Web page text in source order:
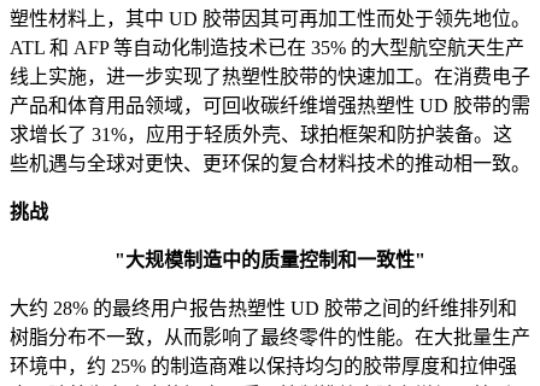
塑性材料上，其中 UD 胶带因其可再加工性而处于领先地位。
ATL 和 AFP 等自动化制造技术已在 35% 的大型航空航天生产
线上实施，进一步实现了热塑性胶带的快速加工。在消费电子
产品和体育用品领域，可回收碳纤维增强热塑性 UD 胶带的需
求增长了 31%，应用于轻质外壳、球拍框架和防护装备。这
些机遇与全球对更快、更环保的复合材料技术的推动相一致。
挑战
"大规模制造中的质量控制和一致性"
大约 28% 的最终用户报告热塑性 UD 胶带之间的纤维排列和
树脂分布不一致，从而影响了最终零件的性能。在大批量生产
环境中，约 25% 的制造商难以保持均匀的胶带厚度和拉伸强